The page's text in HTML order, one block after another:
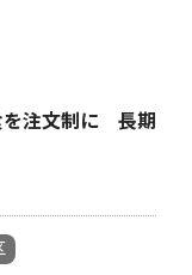
注文制に 長期